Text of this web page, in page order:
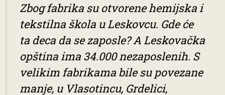
Zbog fabrika su otvorene hemijska i
tekstilna škola u Leskovcu. Gde će
ta deca da se zaposle? A Leskovačka
opština ima 34.000 nezaposlenih. S
velikim fabrikama bile su povezane
manje, u Vlasotincu, Grdelici,